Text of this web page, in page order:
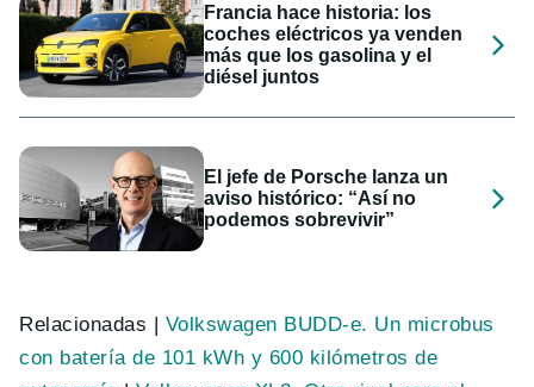
Francia hace historia: los
coches eléctricos ya venden
más que los gasolina y el
diésel juntos
El jefe de Porsche lanza un
aviso histórico: “Así no
podemos sobrevivir”
Relacionadas | Volkswagen BUDD-e. Un microbus
con batería de 101 kWh y 600 kilómetros de